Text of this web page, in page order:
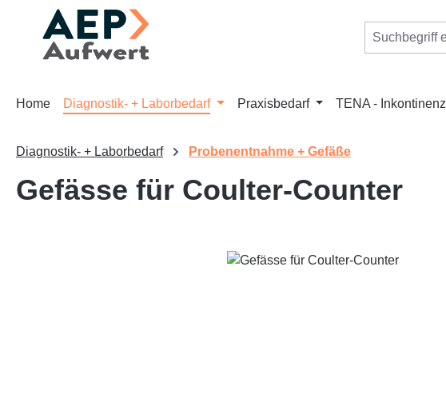
Hauptinhalt springen
Zur Suche springen
Zur Hauptnavigation springen
Home Diagnostik- + Laborbedarf Praxisbedarf TENA - Inkontinenz
Diagnostik- + Laborbedarf Probenentnahme + Gefäße
Gefässe für Coulter-Counter